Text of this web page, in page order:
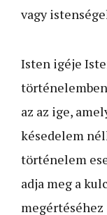
vagy
Isten igéje
az az ige,
késedelem
történelem
adja meg a
megértéséhez